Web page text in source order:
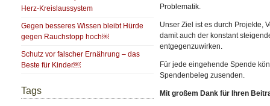
Herz-Kreislaussystem
Gegen besseres Wissen bleibt Hürde
gegen Rauchstopp hoch￼
Schutz vor falscher Ernährung – das
Beste für Kinder￼
Tags
Problematik.
Unser Ziel ist es durch Projekte,
damit auch der konstant
entgegenzuwirken.
Für jede eingehende Spende
Spendenbeleg zusenden.
Mit großem Dank für Ihren